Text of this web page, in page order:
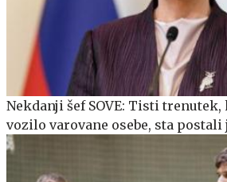
Nekdanji šef SOVE: Tisti
vozilo varovane osebe, sta postali